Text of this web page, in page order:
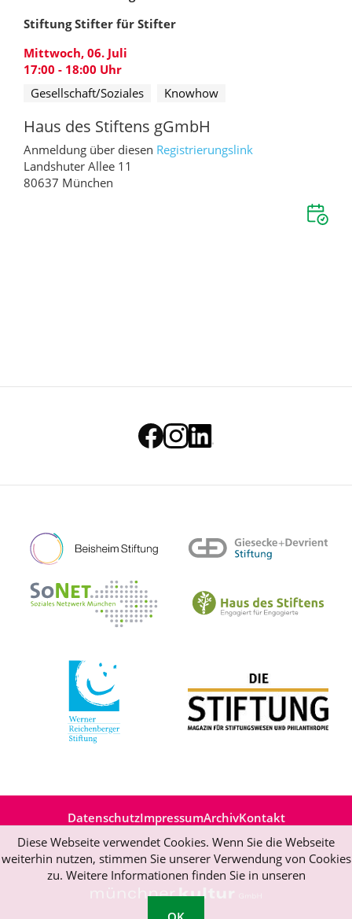
Stiftung Stifter für Stifter
Mittwoch, 06. Juli
17:00 - 18:00 Uhr
Gesellschaft/Soziales
Knowhow
Haus des Stiftens gGmbH
Anmeldung über diesen Registrierungslink
Landshuter Allee 11
80637 München
DatenschutzImpressumArchivKontakt
Diese Webseite verwendet Cookies. Wenn Sie die Webseite
weiterhin nutzen, stimmen Sie unserer Verwendung von Cookies
zu. Weitere Informationen finden Sie in unseren